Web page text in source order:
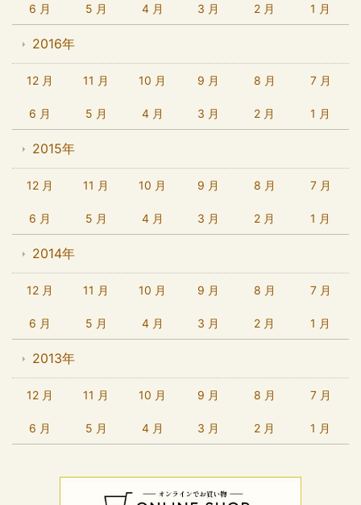
6 月 5 月 4 月 3 月 2 月 1 月
2016年
12 月 11 月 10 月 9 月 8 月 7 月
6 月 5 月 4 月 3 月 2 月 1 月
2015年
12 月 11 月 10 月 9 月 8 月 7 月
6 月 5 月 4 月 3 月 2 月 1 月
2014年
12 月 11 月 10 月 9 月 8 月 7 月
6 月 5 月 4 月 3 月 2 月 1 月
2013年
12 月 11 月 10 月 9 月 8 月 7 月
6 月 5 月 4 月 3 月 2 月 1 月